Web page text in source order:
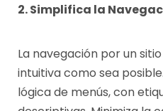
2. Simplifica la
La navegación por un
intuitiva como sea
lógica de menús, con